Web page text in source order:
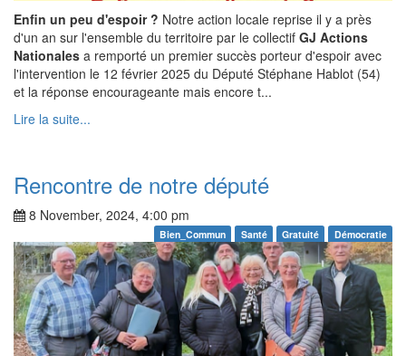
Enfin un peu d'espoir ? Notre action locale reprise il y a près
d'un an sur l'ensemble du territoire par le collectif GJ Actions
Nationales a remporté un premier succès porteur d'espoir avec
l'intervention le 12 février 2025 du Député Stéphane Hablot (54)
et la réponse encourageante mais encore t...
Lire la suite...
Rencontre de notre député
8 November, 2024, 4:00 pm
Bien_Commun Santé Gratuité Démocratie